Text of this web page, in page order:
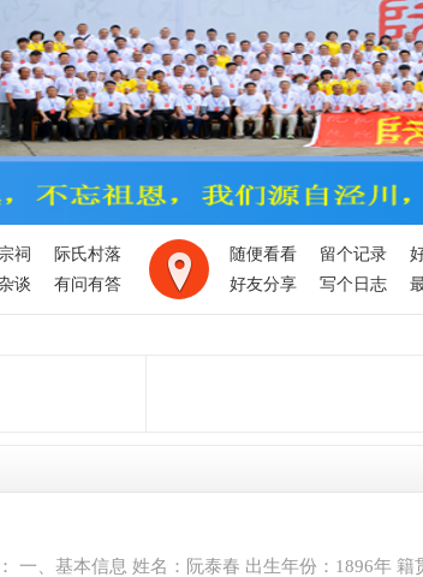
祠
际氏村落
谈 有问有答
随便看看 留个记录
好友分享
写个日志
一、基本信息 姓名：阮泰春 出生年份：1896年 籍